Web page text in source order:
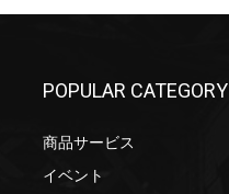
POPULAR CATEGORY
商品サービス
イベント